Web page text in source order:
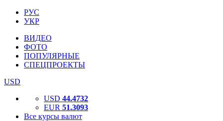
РУС
УКР
ВИДЕО
ФОТО
ПОПУЛЯРНЫЕ
СПЕЦПРОЕКТЫ
USD
USD 44.4732
EUR 51.3093
Все курсы валют